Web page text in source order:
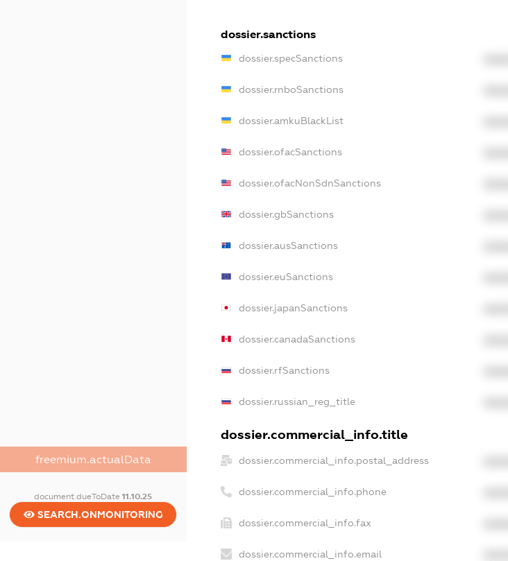
freemium.actualData
document.dueToDate11.10.25
SEARCH.ONMONITORING
dossier.sanctions
dossier.specSanctions
dossier.rnboSanctions
dossier.amkuBlackList
dossier.ofacSanctions
dossier.ofacNonSdnSanctions
dossier.gbSanctions
dossier.ausSanctions
dossier.euSanctions
dossier.japanSanctions
dossier.canadaSanctions
dossier.rfSanctions
dossier.russian_reg_title
dossier.commercial_info.title
dossier.commercial_info.postal_address
dossier.commercial_info.phone
dossier.commercial_info.fax
dossier.commercial_info.email